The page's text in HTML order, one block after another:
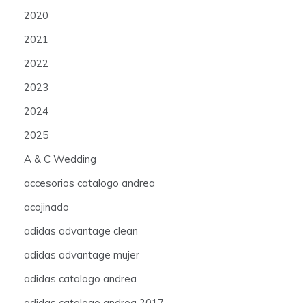
2020
2021
2022
2023
2024
2025
A & C Wedding
accesorios catalogo andrea
acojinado
adidas advantage clean
adidas advantage mujer
adidas catalogo andrea